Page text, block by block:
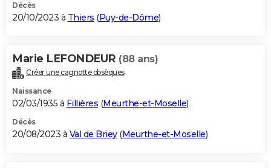
Décès
20/10/2023 à Thiers (Puy-de-Dôme)
Marie LEFONDEUR (88 ans)
Créer une cagnotte obsèques
Naissance
02/03/1935 à Fillières (Meurthe-et-Moselle)
Décès
20/08/2023 à Val de Briey(Meurthe-et-Moselle)